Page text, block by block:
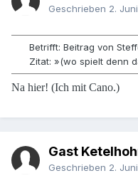
Geschrieben 2.
Betrifft: Beitrag von
Zitat: »(wo spielt denn
Na hier! (Ich mit Cano.)
Gast
Geschrieben 2.